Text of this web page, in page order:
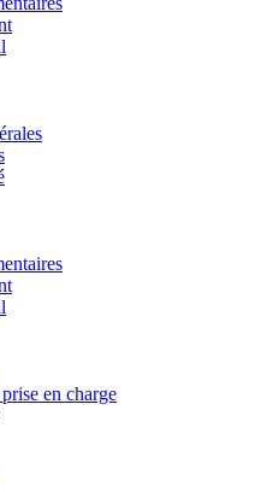
en charge